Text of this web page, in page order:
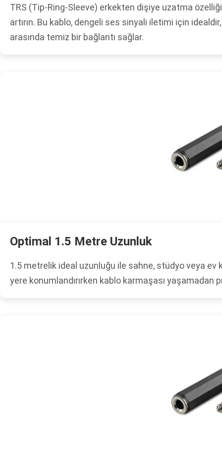
TRS (Tip-Ring-Sleeve) erkekten dişiye uzatma
artırın. Bu kablo, dengeli ses sinyali iletimi için
arasında temiz bir bağlantı sağlar.
Optimal 1.5 Metre Uzunluk
1.5 metrelik ideal uzunluğu ile sahne, stüdyo veya ev
yere konumlandırırken kablo karmaşası yaşamadan